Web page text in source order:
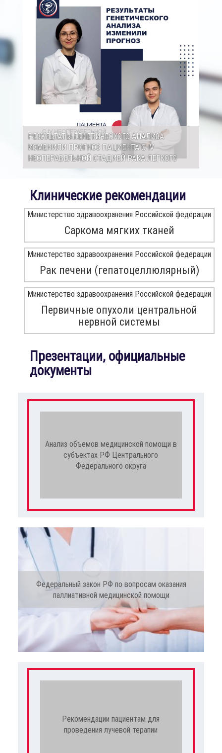
РЕЗУЛЬТАТЫ ГЕНЕТИЧЕСКОГО АНАЛИЗА
ИЗМЕНИЛИ ПРОГНОЗ ПАЦИЕНТА С IV
НЕОПЕРАБЕЛЬНОЙ СТАДИЕЙ РАКА ЛЕГКОГО
Клинические рекомендации
Министерство здравоохранения Российской федерации
Саркома мягких тканей
Министерство здравоохранения Российской федерации
Рак печени (гепатоцеллюлярный)
Министерство здравоохранения Российской федерации
Первичные опухоли центральной
нервной системы
Презентации, официальные
документы
Анализ объемов медицинской помощи в
субъектах РФ Центрального
Федерального округа
Федеральный закон РФ по вопросам оказания
паллиативной медицинской помощи
Рекомендации пациентам для
проведения лучевой терапии